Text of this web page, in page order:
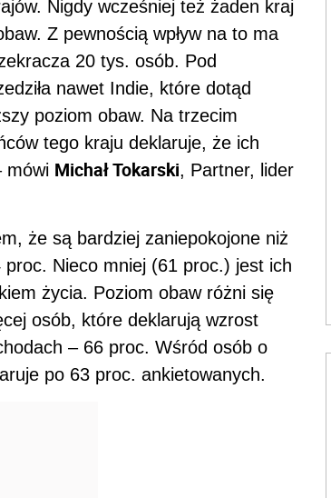
Nigdy wcześniej też żaden kraj
Z pewnością wpływ na to ma
20 tys. osób. Pod
nawet Indie, które dotąd
poziom obaw. Na trzecim
tego kraju deklaruje, że ich
mówi Michał Tokarski, Partner, lider
że są bardziej zaniepokojone niż
Nieco mniej (61 proc.) jest ich
życia. Poziom obaw różni się
osób, które deklarują wzrost
– 66 proc. Wśród osób o
po 63 proc. ankietowanych.